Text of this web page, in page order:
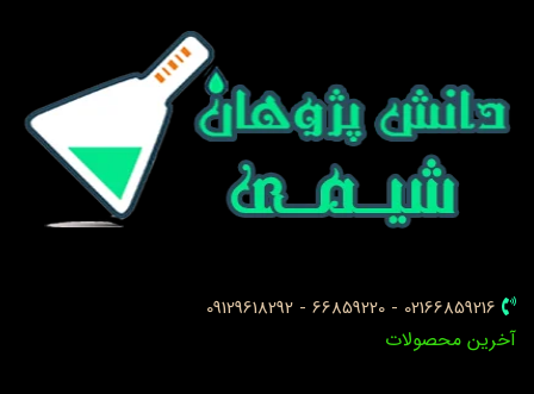
02166859216 - 66859220 - 09129618292
محصولات